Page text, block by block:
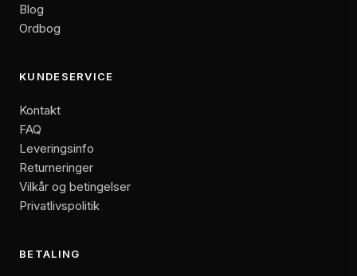
Blog
Ordbog
KUNDESERVICE
Kontakt
FAQ
Leveringsinfo
Returneringer
Vilkår og betingelser
Privatlivspolitik
BETALING